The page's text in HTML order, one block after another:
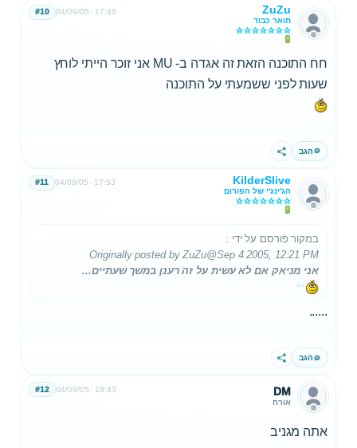
ZuZu
תואר כבוד
04/09/05 17:46
#10
חח התוכנה הזאת זה אגדה ב- MU אני זוכר הייתי לוחץ
שעות לפני ששמעתי על התוכנה
הגב שתף
KilderSlive
הג'ינג'י של הפורום
04/09/05 17:53
#11
במקור פורסם על ידי :
Originally posted by ZuZu@Sep 4 2005, 12:21 PM
אני מניאק אם לא עשית על זה רענן במשך שעתיים...
......
הגב שתף
DM
אורח
04/09/05 18:43
#12
אתה מגניב